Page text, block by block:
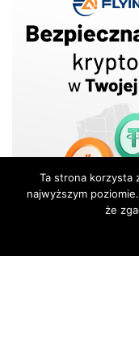
Ta strona korzysta
najwyższym
że